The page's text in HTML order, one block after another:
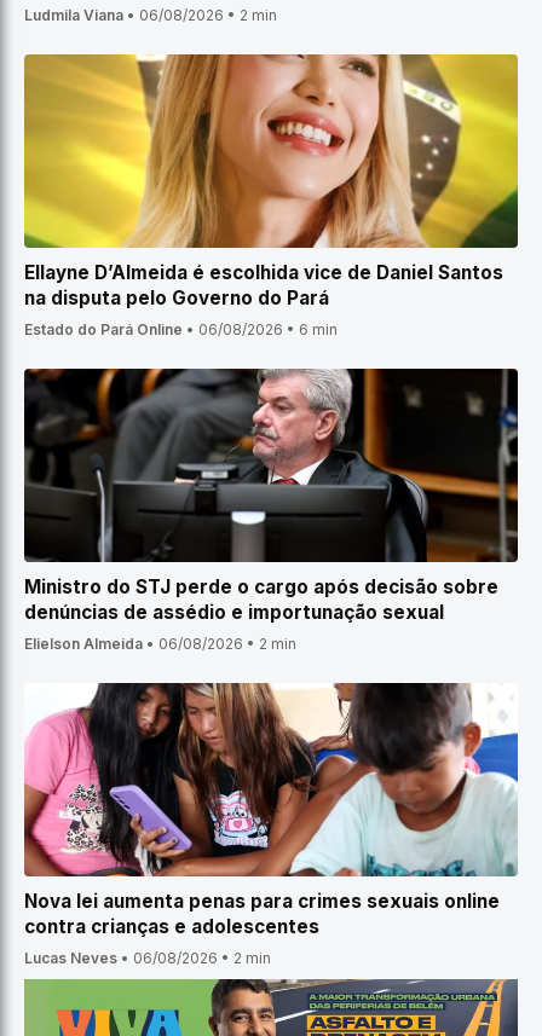
Ludmila Viana • 06/08/2026 • 2 min
Ellayne D’Almeida é escolhida vice de Daniel Santos
na disputa pelo Governo do Pará
Estado do Pará Online • 06/08/2026 • 6 min
Ministro do STJ perde o cargo após decisão sobre
denúncias de assédio e importunação sexual
Elielson Almeida • 06/08/2026 • 2 min
Nova lei aumenta penas para crimes sexuais online
contra crianças e adolescentes
Lucas Neves • 06/08/2026 • 2 min